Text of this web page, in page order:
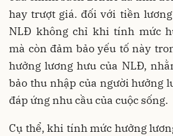
hay trượt giá. đối với tiền
NLĐ không chỉ khi tính mức
mà còn đảm bảo yếu tố này
hưởng lương hưu của NLĐ,
bảo thu nhập của người hưởng
đáp ứng nhu cầu của cuộc sống.
Cụ thể, khi tính mức hưởng